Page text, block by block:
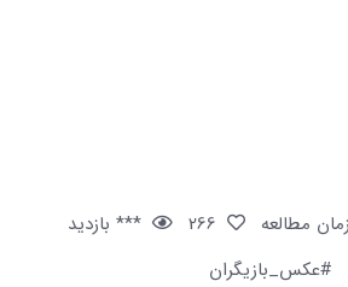
*** بازدید
#عکس_بازیگران